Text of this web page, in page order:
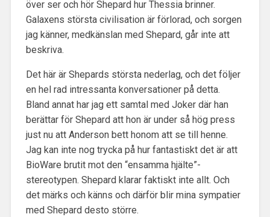
över ser och hör Shepard hur Thessia brinner.
Galaxens största civilisation är förlorad, och sorgen
jag känner, medkänslan med Shepard, går inte att
beskriva.
Det här är Shepards största nederlag, och det följer
en hel rad intressanta konversationer på detta.
Bland annat har jag ett samtal med Joker där han
berättar för Shepard att hon är under så hög press
just nu att Anderson bett honom att se till henne.
Jag kan inte nog trycka på hur fantastiskt det är att
BioWare brutit mot den “ensamma hjälte”-
stereotypen. Shepard klarar faktiskt inte allt. Och
det märks och känns och därför blir mina sympatier
med Shepard desto större.